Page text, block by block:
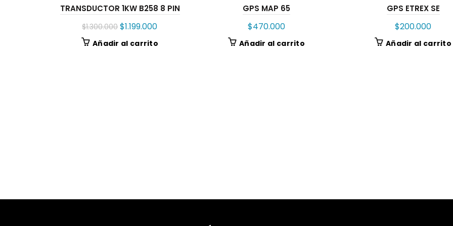
TRANSDUCTOR 1KW B258 8 PIN
$1.300.000El
precio
$1.199.000El
Añadir al carrito
GPS MAP 65
$470.000
Añadir al carrito
GPS ETREX SE
$200.000
Añadir al carrito